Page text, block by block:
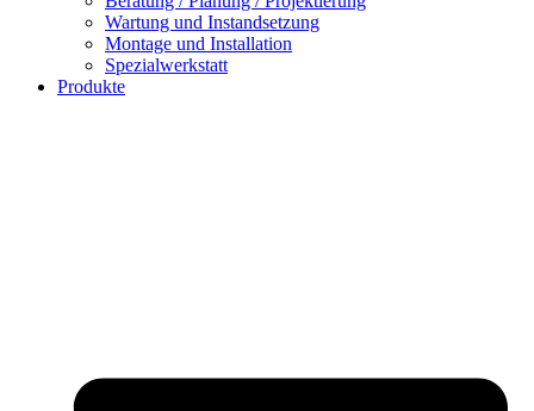
Wartung und Instandsetzung
Montage und Installation
Spezialwerkstatt
Produkte